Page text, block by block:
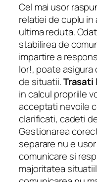
Cel mai usor
relatiei de cuplu in
ultima reduta.
stabilirea de
impartire a
lor!, poate
de situatii.Trasati
in calcul propriile
acceptati nevoile
clarificati, cadeti
Gestionarea
separare nu e
comunicare si
majoritatea